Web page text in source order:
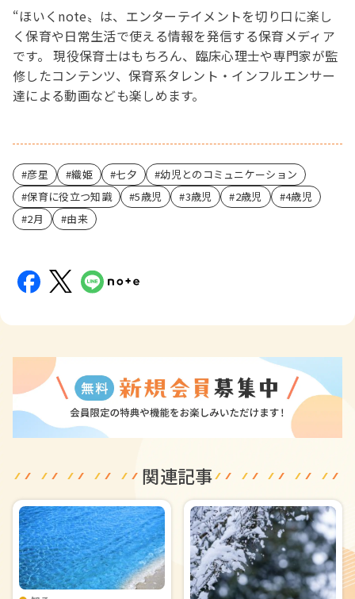
“ほいくnote〟は、エンターテイメントを切り口に楽し
く保育や日常生活で使える情報を発信する保育メディア
です。 現役保育士はもちろん、臨床心理士や専門家が監
修したコンテンツ、保育系タレント・インフルエンサー
達による動画なども楽しめます。
彦星 織姫 七夕
幼児とのコミュニケーション
保育に役立つ知識
5歳児 3歳児 2歳児
4歳児
2月
由来
関連記事